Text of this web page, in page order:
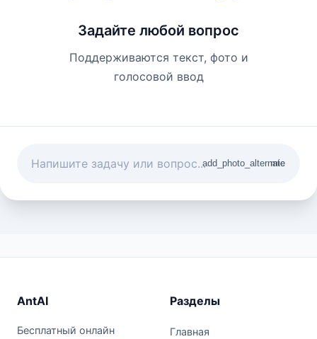
Задайте любой вопрос
Поддерживаются текст, фото и
голосовой ввод
add_photo_alternate
mic
AntAI
Бесплатный онлайн
Разделы
Главная